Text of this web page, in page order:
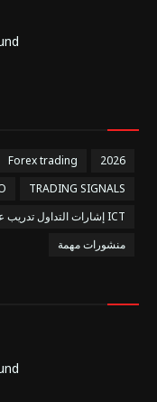
2026
Forex trading
TRADING SIGNALS
إشارات التداول تدريب عملي يومي بالـ ICT
منشورات مهمة